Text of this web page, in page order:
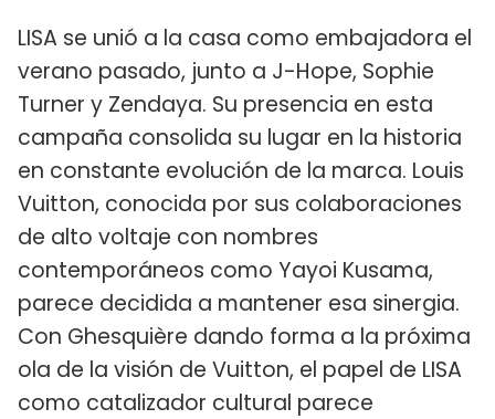
LISA se unió a la casa como embajadora el
verano pasado, junto a J-Hope, Sophie
Turner y Zendaya. Su presencia en esta
campaña consolida su lugar en la historia
en constante evolución de la marca. Louis
Vuitton, conocida por sus colaboraciones
de alto voltaje con nombres
contemporáneos como Yayoi Kusama,
parece decidida a mantener esa sinergia.
Con Ghesquière dando forma a la próxima
ola de la visión de Vuitton, el papel de LISA
como catalizador cultural parece